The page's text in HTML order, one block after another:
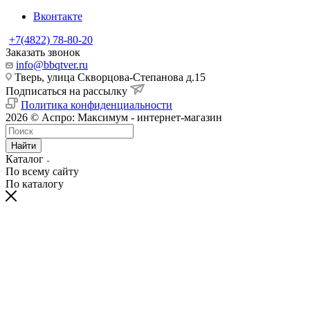
Вконтакте
+7(4822) 78-80-20
Заказать звонок
info@bbqtver.ru
Тверь, улица Скворцова-Степанова д.15
Подписаться на рассылку
Политика конфиденциальности
2026 © Аспро: Максимум - интернет-магазин
Найти
Каталог
По всему сайту
По каталогу